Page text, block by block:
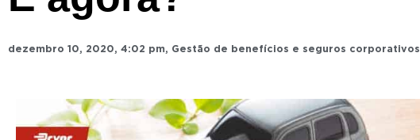
dezembro 10, 2020, 4:02 pm, Gestão de benefícios e seguros corporativos